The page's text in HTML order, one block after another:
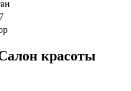
красоты